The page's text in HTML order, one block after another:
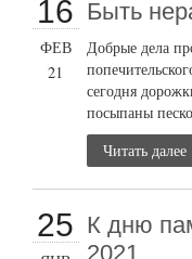
16
ФЕВ
21
Быть
Добрые дела
сегодня
посыпаны
Читать далее
25 К дню
2021